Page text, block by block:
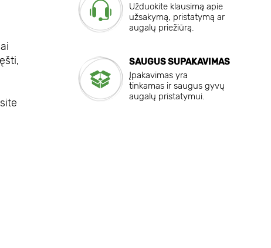
Užduokite klausimą apie
užsakymą, pristatymą ar
augalų priežiūrą.
SAUGUS SUPAKAVIMAS
Įpakavimas yra
tinkamas ir saugus gyvų
augalų pristatymui.